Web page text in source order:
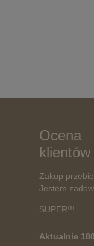
Ocena
klientów
Zakup
Jestem
SUPER!!!
Aktualnie